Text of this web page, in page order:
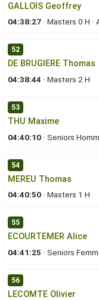
GALLOIS Geoffrey
04:38:27 ·Masters 0 H ·
52
DE BRUGIERE Thomas
04:38:44 ·Masters 2 H
53
THU Maxime
04:40:10 ·Seniors
54
MEREU Thomas
04:40:50 ·Masters 1 H
55
ECOURTEMER Alice
04:41:25 ·Seniors
56
LECOMTE Olivier